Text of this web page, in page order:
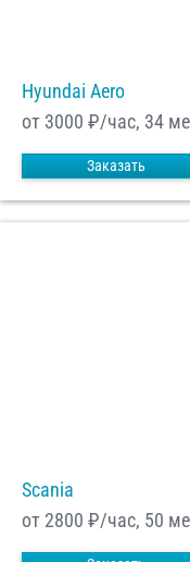
Hyundai Aero
от 3000 ₽/час, 34
Заказать
Scania
от 2800 ₽/час, 50